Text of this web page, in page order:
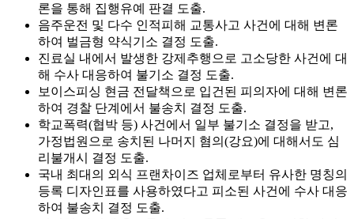
론을 통해 집행유예 판결 도출.
음주운전 및 다수 인적피해 교통사고 사건에 대해 변론
하여 벌금형 약식기소 결정 도출.
진료실 내에서 발생한 강제추행으로 고소당한 사건에 대
해 수사 대응하여 불기소 결정 도출.
보이스피싱 현금 전달책으로 입건된 피의자에 대해 변론
하여 경찰 단계에서 불송치 결정 도출.
학교폭력(협박 등) 사건에서 일부 불기소 결정을 받고,
가정법원으로 송치된 나머지 혐의(강요)에 대해서도 심
리불개시 결정 도출.
국내 최대의 외식 프랜차이즈 업체로부터 유사한 명칭의
등록 디자인표를 사용하였다고 피소된 사건에 수사 대응
하여 불송치 결정 도출.